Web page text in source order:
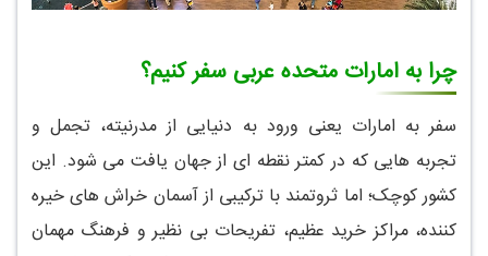
چرا به امارات متحده عربی سفر کنیم؟
سفر به امارات یعنی ورود به دنیایی از مدرنیته، تجمل و
تجربه هایی که در کمتر نقطه ای از جهان یافت می شود. این
کشور کوچک؛ اما ثروتمند با ترکیبی از آسمان خراش های خیره
کننده، مراکز خرید عظیم، تفریحات بی نظیر و فرهنگ مهمان